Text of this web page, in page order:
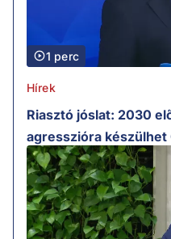
1 perc
Hírek
Riasztó jóslat: 2030
agresszióra készülhet